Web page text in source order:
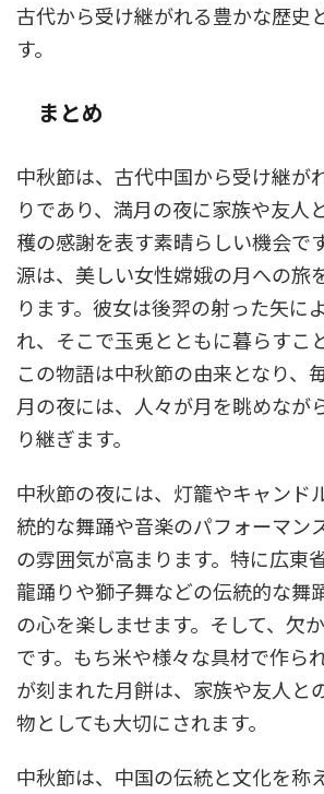
古代から受け継がれる豊かな歴史
す。
まとめ
中秋節は、古代中国から受け継が
りであり、満月の夜に家族や友人
穫の感謝を表す素晴らしい機会で
源は、美しい女性嫦娥の月への旅
ります。彼女は後羿の射った矢に
れ、そこで玉兎とともに暮らすこ
この物語は中秋節の由来となり、
月の夜には、人々が月を眺めなが
り継ぎます。
中秋節の夜には、灯籠やキャンド
統的な舞踊や音楽のパフォーマン
の雰囲気が高まります。特に広東
龍踊りや獅子舞などの伝統的な舞
の心を楽しませます。そして、欠
です。もち米や様々な具材で作ら
が刻まれた月餅は、家族や友人と
物としても大切にされます。
中秋節は、中国の伝統と文化を称